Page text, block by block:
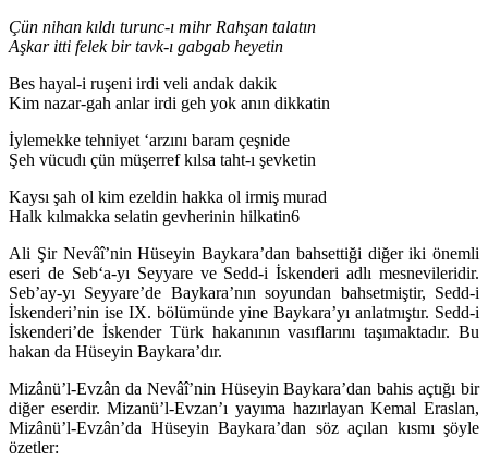
Çün nihan kıldı turunc-ı mihr Rahşan talatın
Aşkar itti felek bir tavk-ı gabgab heyetin
Bes hayal-i ruşeni irdi veli andak dakik
Kim nazar-gah anlar irdi geh yok anın dikkatin
İylemekke tehniyet ‘arzını baram çeşnide
Şeh vücudı çün müşerref kılsa taht-ı şevketin
Kaysı şah ol kim ezeldin hakka ol irmiş murad
Halk kılmakka selatin gevherinin hilkatin6
Ali Şir Nevâî’nin Hüseyin Baykara’dan bahsettiği diğer iki önemli
eseri de Seb‘a-yı Seyyare ve Sedd-i İskenderi adlı mesnevileridir.
Seb’ay-yı Seyyare’de Baykara’nın soyundan bahsetmiştir, Sedd-i
İskenderi’nin ise IX. bölümünde yine Baykara’yı anlatmıştır. Sedd-i
İskenderi’de İskender Türk hakanının vasıflarını taşımaktadır. Bu
hakan da Hüseyin Baykara’dır.
Mizânü’l-Evzân da Nevâî’nin Hüseyin Baykara’dan bahis açtığı bir
diğer eserdir. Mizanü’l-Evzan’ı yayıma hazırlayan Kemal Eraslan,
Mizânü’l-Evzân’da Hüseyin Baykara’dan söz açılan kısmı şöyle
özetler: